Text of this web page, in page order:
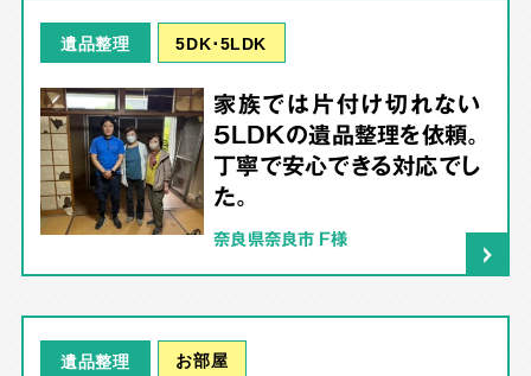
遺品整理 5DK･5LDK
家族では片付け切れない
5LDKの遺品整理を依頼。
丁寧で安心できる対応でし
た。
奈良県奈良市 F様
遺品整理 お部屋